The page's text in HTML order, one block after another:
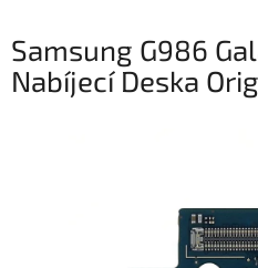
Samsung G986
Nabíjecí Deska